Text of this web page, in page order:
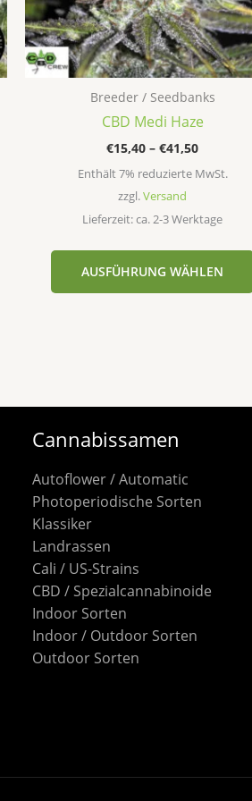
Breeder / Seedbanks
CBD Medi Haze
€15,40 – €41,50
Enthält 7% reduzierte MwSt.
zzgl.Versand
Lieferzeit: ca. 2-3 Werktage
AUSFÜHRUNG WÄHLEN
Cannabissamen
Autoflower / Automatic
Photoperiodische Sorten
Klassiker
Landrassen
Cali / US-Strains
CBD / Spezialcannabinoide
Indoor Sorten
Indoor / Outdoor Sorten
Outdoor Sorten